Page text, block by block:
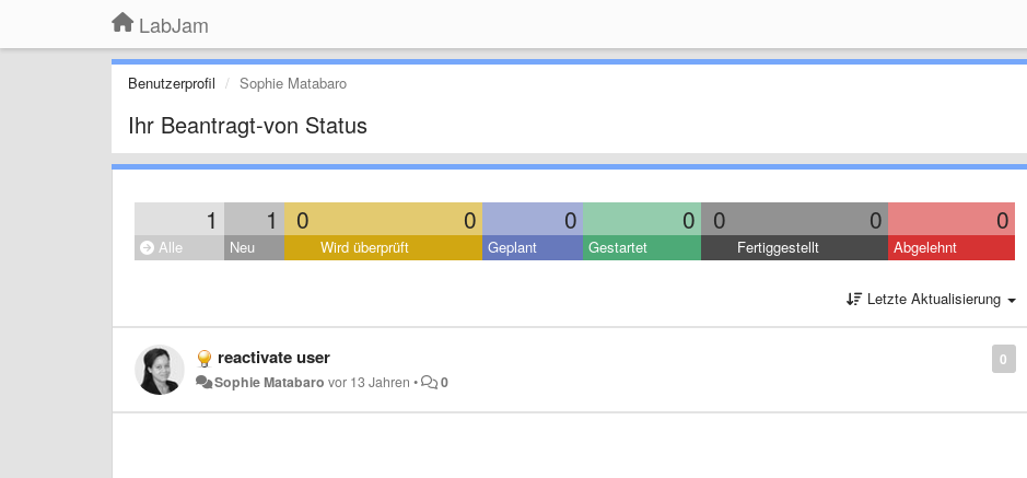
LabJam
Benutzerprofil Sophie Matabaro
Ihr Beantragt-von Status
1 1 0 0 0 0 0 0 0
Alle Neu Wird überprüft Geplant Gestartet Fertiggestellt Abgelehnt
Letzte Aktualisierung
0
reactivate user
Sophie Matabaro vor 13 Jahren • 0